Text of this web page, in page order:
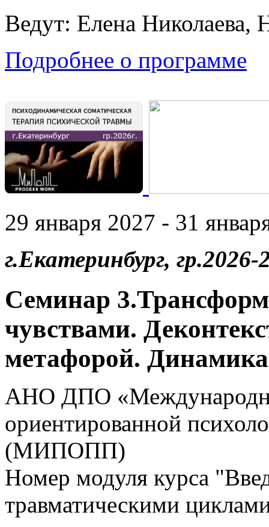
Ведут: Елена Николаева,
Подробнее о программе
29 января 2027 - 31
г.Екатеринбург, гр.2026-
Семинар
чувствами.
метафорой.
АНО ДПО
ориентированной
(МИПОПП)
Номер модуля курса
травматическими